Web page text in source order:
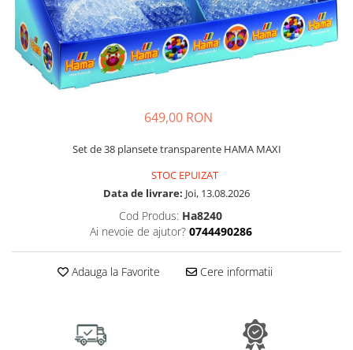
Vopsele
Biciclete si Triciclete
Biciclete
Accesorii
Biciclete Viking Explorer
Amenajări camere senzoriale
Echipamente camere senzoriale
Oferte pentru Camere Senzoriale
Cuburi și cărămizi
Instrumente muzicale
649,00 RON
Set de 38 plansete transparente HAMA MAXI
STOC EPUIZAT
Data de livrare: Joi, 13.08.2026
Cod Produs: Ha8240
Ai nevoie de ajutor? 0744490286
Adauga la Favorite Cere informatii